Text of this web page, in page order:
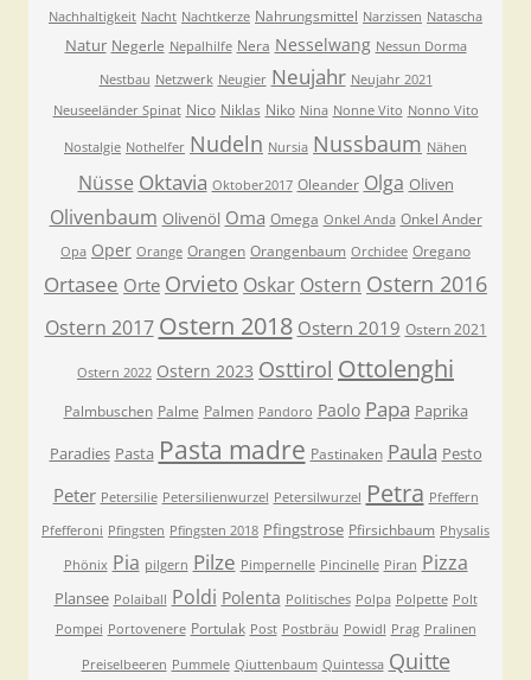
Nachhaltigkeit Nacht Nachtkerze Nahrungsmittel Narzissen Natascha
Natur Negerle Nepalhilfe Nera Nesselwang Nessun Dorma
Nestbau Netzwerk Neugier Neujahr Neujahr 2021
Neuseeländer Spinat Nico Niklas Niko Nina Nonne Vito Nonno Vito
Nostalgie Nothelfer Nudeln Nursia Nussbaum Nähen
Nüsse Oktavia Oktober2017 Oleander Olga Oliven
Olivenbaum Olivenöl Oma Omega Onkel Anda Onkel Ander
Opa Oper Orange Orangen Orangenbaum Orchidee Oregano
Ortasee Orte Orvieto Oskar Ostern Ostern 2016
Ostern 2017 Ostern 2018 Ostern 2019 Ostern 2021
Ostern 2022 Ostern 2023 Osttirol Ottolenghi
Palmbuschen Palme Palmen Pandoro Paolo Papa Paprika
Paradies Pasta Pasta madre Pastinaken Paula Pesto
Peter Petersilie Petersilienwurzel Petersilwurzel Petra Pfeffern
Pfefferoni Pfingsten Pfingsten 2018 Pfingstrose Pfirsichbaum Physalis
Phönix Pia pilgern Pilze Pimpernelle Pincinelle Piran Pizza
Plansee Polaiball Poldi Polenta Politisches Polpa Polpette Polt
Pompei Portovenere Portulak Post Postbräu Powidl Prag Pralinen
Preiselbeeren Pummele Qiuttenbaum Quintessa Quitte